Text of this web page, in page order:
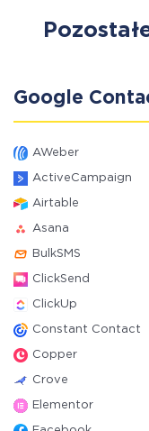
Google
AWeber
ActiveCampaign
Airtable
Asana
BulkSMS
ClickSend
ClickUp
Constant Contact
Copper
Crove
Elementor